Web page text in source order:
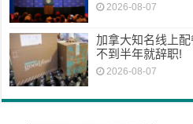
2026-08-07
加拿大知名线上
不到半年就辞职!
2026-08-07